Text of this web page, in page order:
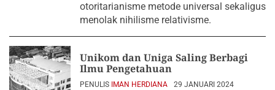
otoritarianisme metode universal sekaligus
menolak nihilisme relativisme.
Unikom dan Uniga Saling Berbagi
Ilmu Pengetahuan
PENULIS IMAN HERDIANA 29 JANUARI 2024